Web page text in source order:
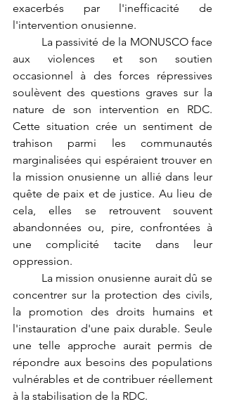
exacerbés par l'inefficacité de
l'intervention onusienne.
aux violences et son soutien
occasionnel à des forces répressives
soulèvent des questions graves sur la
nature de son intervention en RDC.
Cette situation crée un sentiment de
trahison parmi les communautés
marginalisées qui espéraient trouver en
la mission onusienne un allié dans leur
quête de paix et de justice. Au lieu de
cela, elles se retrouvent souvent
abandonnées ou, pire, confrontées à
une complicité tacite dans leur
oppression.
concentrer sur la protection des civils,
la promotion des droits humains et
l'instauration d'une paix durable. Seule
une telle approche aurait permis de
répondre aux besoins des populations
vulnérables et de contribuer réellement
à la stabilisation de la RDC.